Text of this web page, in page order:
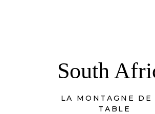
South
LA MONTAGNE DE
TABLE